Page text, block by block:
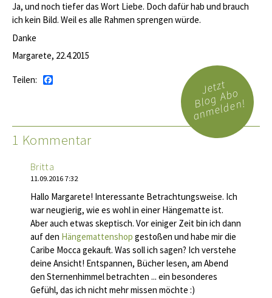
Ja, und noch tiefer das Wort Liebe. Doch dafür hab und brauch
ich kein Bild. Weil es alle Rahmen sprengen würde.
Danke
Margarete, 22.4.2015
Teilen: Jetzt
Blog Abo
anmelden!
1 Kommentar
Britta
11.09.2016 7:32
Hallo Margarete! Interessante Betrachtungsweise. Ich
war neugierig, wie es wohl in einer Hängematte ist.
Aber auch etwas skeptisch. Vor einiger Zeit bin ich dann
auf den Hängemattenshop gestoßen und habe mir die
Caribe Mocca gekauft. Was soll ich sagen? Ich verstehe
deine Ansicht! Entspannen, Bücher lesen, am Abend
den Sternenhimmel betrachten ... ein besonderes
Gefühl, das ich nicht mehr missen möchte :)